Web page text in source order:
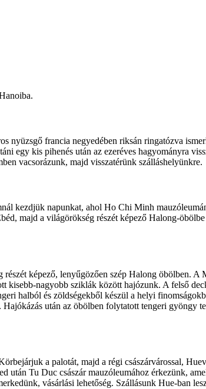
nyüzsgő francia negyedében riksán ringatózva
egy kis pihenés után az ezeréves hagyományra
vacsorázunk, majd visszatérünk szálláshelyünkre.
kezdjük napunkat, ahol Ho Chi Minh
majd a világörökség részét képező Halong-
képező, lenyűgözően szép Halong öbölben. A
kisebb-nagyobb sziklák között hajózunk. A felső
halból és zöldségekből készül a helyi
után az öbölben folytatott tengeri
a palotát, majd a régi császárvárossal,
után Tu Duc császár mauzóleumához érkezünk,
vásárlási lehetőség. Szállásunk Hue-ban